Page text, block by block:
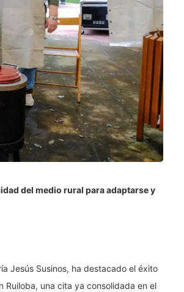
del medio rural para adaptarse y
Jesús Susinos, ha destacado el éxito
Ruiloba, una cita ya consolidada en el